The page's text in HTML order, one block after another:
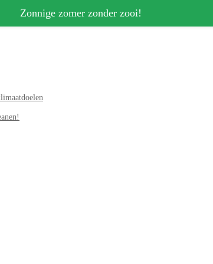
Zonnige zomer zonder zooi!